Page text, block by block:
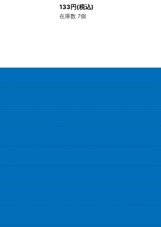
133円(税込)
在庫数 7個